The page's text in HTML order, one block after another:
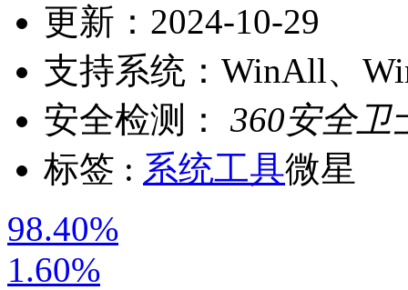
更新： 2024-10-29
支持系统： WinAll、
安全检测：
360安全卫
标签 : 系统工具微星
98.40%
1.60%